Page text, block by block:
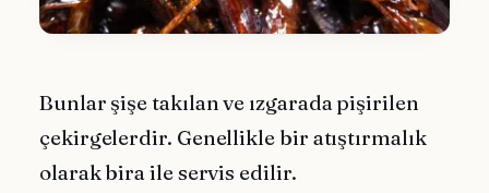
Bunlar şişe takılan ve ızgarada pişirilen
çekirgelerdir. Genellikle bir atıştırmalık
olarak bira ile servis edilir.